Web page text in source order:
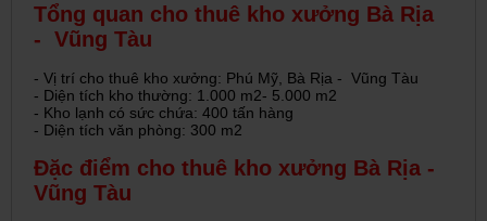
Tổng quan cho thuê kho xưởng Bà Rịa
- Vũng Tàu
- Vị trí cho thuê kho xưởng: Phú Mỹ, Bà Rịa - Vũng Tàu
- Diện tích kho thường: 1.000 m2- 5.000 m2
- Kho lạnh có sức chứa: 400 tấn hàng
- Diện tích văn phòng: 300 m2
Đặc điểm cho thuê kho xưởng Bà Rịa -
Vũng Tàu